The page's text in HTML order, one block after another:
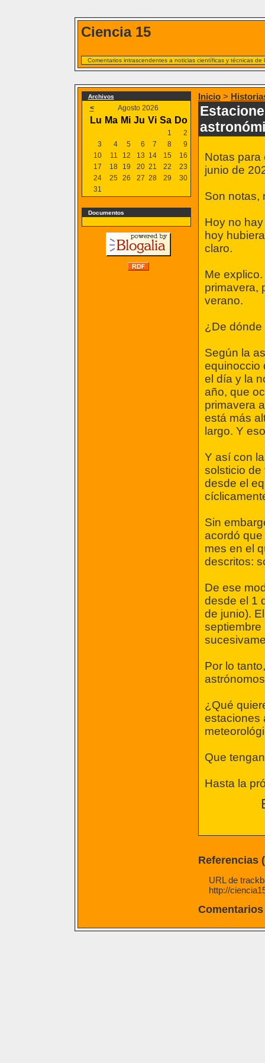
Ciencia 15
Comentarios intrascendentes a noticias científicas y técnicas de
Archivos
< Agosto 2026
Lu Ma Mi Ju Vi Sa Do
1
2
3
4 5 6 7 8
9
10
11 12 13 14 15
16
17
18 19 20 21 22
23
24
25 26 27 28 29
30
31
Documentos
Inicio>
Notas para
junio de
Son notas,
Hoy no
hoy
claro.
Me
primavera,
verano.
¿De
Según la
equinoccio
el día y la
año, que
primavera
está más
largo. Y
Y así con
solsticio de
desde el
Sin
acordó
mes en el
descritos:
De ese
desde el 1
de junio).
septiembre
Por lo
¿Qué
estaciones
Que
Hasta la
Referencias
URL de
http://
Comentarios